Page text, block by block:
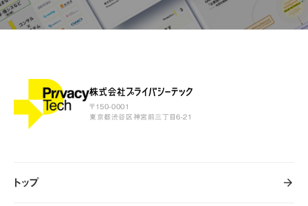
〒150-0001
東京都渋谷区神宮前三丁目6-21
トップ
トップ arrow_forward